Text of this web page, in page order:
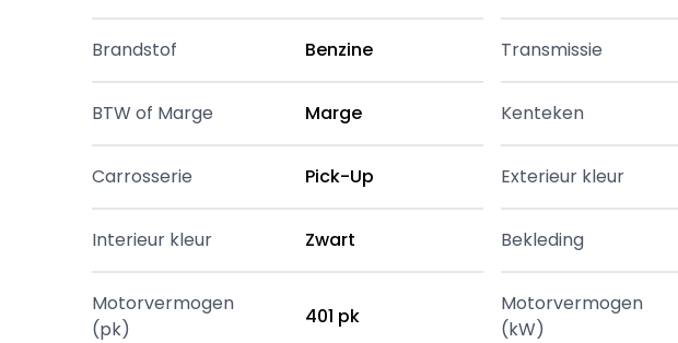
Brandstof Benzine Transmissie
BTW of Marge Marge Kenteken
Carrosserie Pick-Up Exterieur kleur
Interieur kleur Zwart Bekleding
Motorvermogen
(pk)
401 pk
Motorvermogen
(kW)